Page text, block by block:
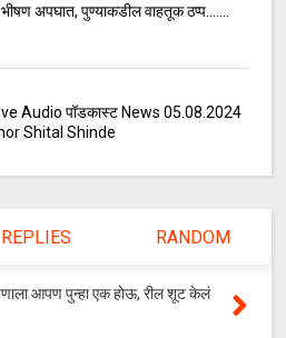
अपघात, पुण्याकडील वाहतूक ठप्प.......
Audio पॉडकास्ट News 05.08.2024
Shital Shinde
REPLIES RANDOM
आपण पुन्हा एक होऊ, रील शूट केलं